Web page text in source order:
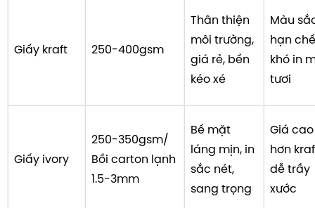
Giấy kraft 250-400gsm
Thân thiện
môi trường,
giá rẻ, bền
kéo xé
Màu
hạn
khó in
tươi
Giấy ivory
250-350gsm/
Bồi carton lạnh
1.5-3mm
Bề mặt
láng mịn, in
sắc nét,
sang trọng
Giá cao
hơn
dễ trầy
xước